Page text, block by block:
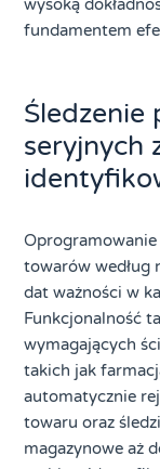
wysoką
fundamentem
Śledzenie
seryjnych
Oprogramowanie
towarów według
dat ważności w
Funkcjonalność
wymagających
takich jak
automatycznie
towaru oraz
magazynowe aż